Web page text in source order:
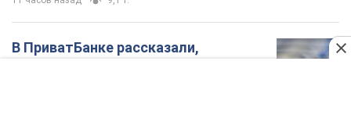
В ПриватБанке рассказали,